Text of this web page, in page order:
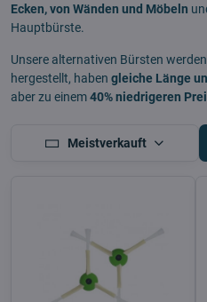
Ecken, von Wänden und Möbeln
Hauptbürste.
Unsere alternativen Bürsten
hergestellt, haben gleiche Länge
aber zu einem40% niedrigeren
Meistverkauft